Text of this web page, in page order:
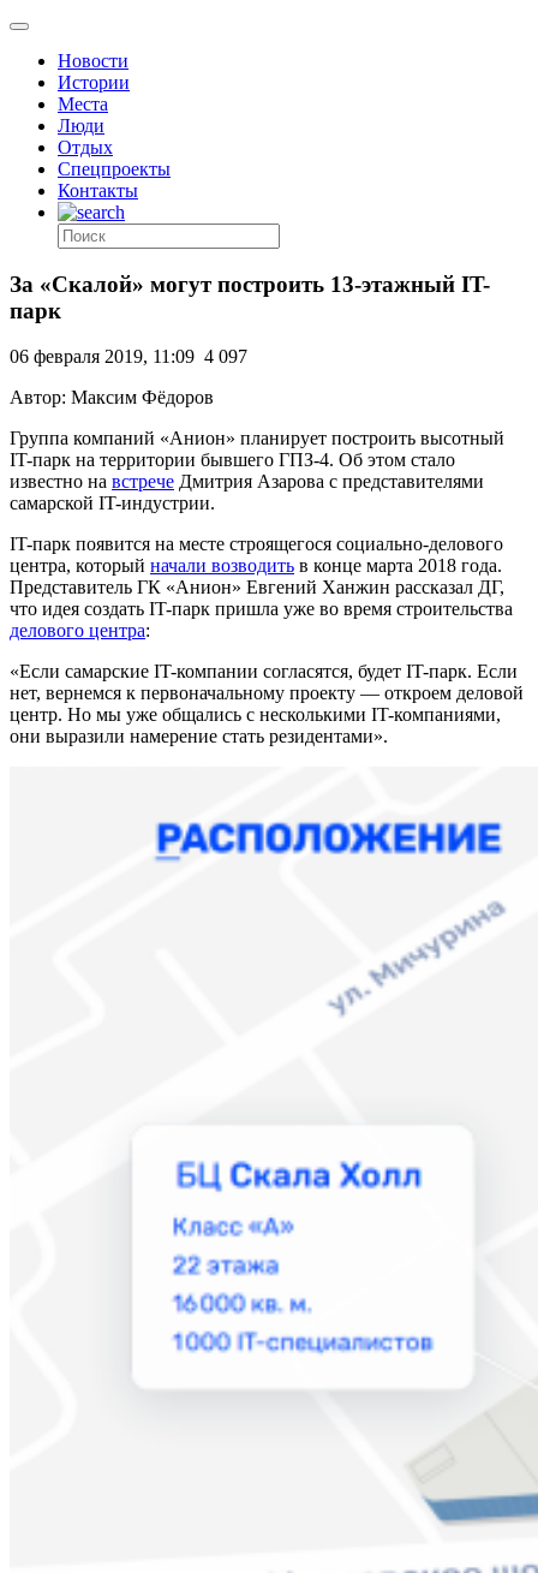
Новости
Истории
Места
Люди
Отдых
Спецпроекты
Контакты
За «Скалой» могут построить 13-этажный IT-
парк
06 февраля 2019, 11:09 4 097
Автор: Максим Фёдоров
Группа компаний «Анион» планирует построить высотный
IT-парк на территории бывшего ГПЗ-4. Об этом стало
известно на встрече Дмитрия Азарова с представителями
самарской IT-индустрии.
IT-парк появится на месте строящегося социально-делового
центра, который начали возводить в конце марта 2018 года.
Представитель ГК «Анион» Евгений Ханжин рассказал ДГ,
что идея создать IT-парк пришла уже во время строительства
делового центра:
«Если самарские IT-компании согласятся, будет IT-парк. Если
нет, вернемся к первоначальному проекту — откроем деловой
центр. Но мы уже общались с несколькими IT-компаниями,
они выразили намерение стать резидентами».